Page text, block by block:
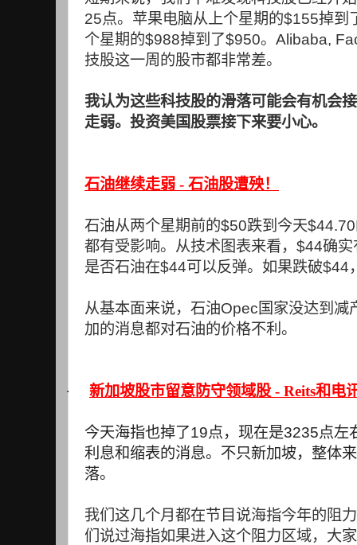
25点。苹果电脑从上个星期的$155掉到
个星期的$988掉到了$950。 Alibaba,
技股这一周的股市都非常差。
我认为这些科技股的滑落可能会有机会
走弱。投资美国股票接下来要小心。
石油继续走弱 - 石油股遭殃！
石油从两个星期前的$50跌到今天$44.70
都有受影响。从技术图表来看， $44确实
是否石油在$44可以反弹。如果跌破$44
从基本面来说，石油Opec国家没达到减
加的消息都对石油的价格不利。
· 新加坡股市留意防守领域股 - Reits和电
今天海指也掉了19点，现在是3235点左
利息和缩表的消息。不只新加坡，整体
落。
我们这几个月都在节目说海指今年的阻
们说过海指如果进入这个阻力区域，大